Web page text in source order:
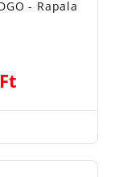
- Rapala